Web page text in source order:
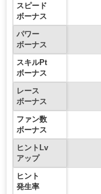
スピード
ボーナス
パワー
ボーナス
スキルPt
ボーナス
レース
ボーナス
ファン数
ボーナス
ヒントLv
アップ
ヒント
発生率